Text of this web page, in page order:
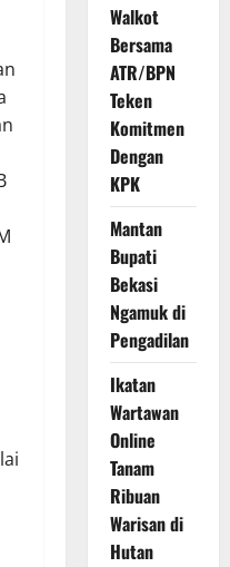
Walkot
Bersama
ATR/BPN
Teken
Komitmen
Dengan
KPK
Mantan
Bupati
Bekasi
Ngamuk di
Pengadilan
Ikatan
Wartawan
Online
Tanam
Ribuan
Warisan di
Hutan